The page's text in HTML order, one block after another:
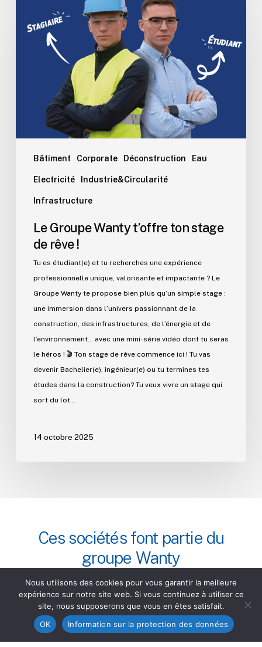
Bâtiment Corporate Déconstruction Eau
Electricité Industrie&Circularité
Infrastructure
Wanty
t’offre
Le Groupe Wanty t’offre ton stage
de rêve !
Tu es étudiant(e) et tu recherches une expérience
professionnelle unique, valorisante et impactante ? Le
Groupe Wanty te propose bien plus qu’un simple stage :
une immersion dans l’univers passionnant de la
construction, des infrastructures, de l’énergie et de
l’environnement… avec une mini-série vidéo dont tu seras
le héros ! 🎬 Ton stage de rêve commence ici ! Tu vas
devenir Bachelier(e), ingénieur(e) ou tu termines tes
études dans la construction? Tu veux vivre un stage qui
sort du lot…
14 octobre 2025
Ces sociétés font partie du
groupe Wanty
Nous utilisons des cookies pour vous garantir la meilleure
expérience sur notre site web. Si vous continuez à utiliser ce
site, nous supposerons que vous en êtes satisfait.
OK
Information sur la protection des données